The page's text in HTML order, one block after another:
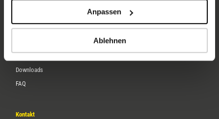
Anpassen
Ablehnen
Service
Downloads
FAQ
Kontakt